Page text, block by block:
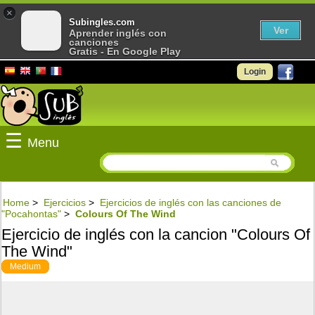
Login
☰ Menu
Home > Ejercicios > Ejercicios de inglés con las canciones de
"Pocahontas" > Colours Of The Wind
Ejercicio de inglés con la cancion "Colours Of
The Wind"
Medium
×
Subingles.com
Aprender inglés con
canciones
Gratis - En Google Play
Ver